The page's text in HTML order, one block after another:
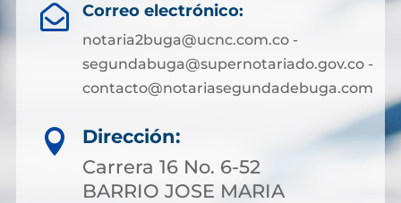
 Correo electrónico:
notaria2buga@ucnc.com.co -
segundabuga@supernotariado.gov.co -
contacto@notariasegundadebuga.com

Dirección:
Carrera 16 No. 6-52
BARRIO JOSE MARIA